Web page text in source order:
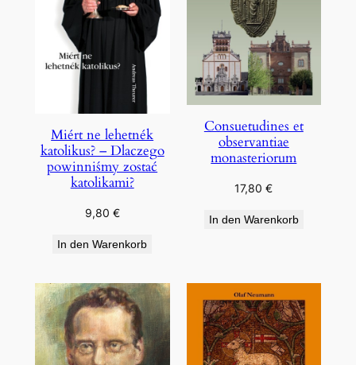
Miért ne lehetnék
katolikus? – Dlaczego
powinniśmy zostać
katolikami?
9,80 €
In den Warenkorb
Consuetudines et
observantiae
monasteriorum
17,80€
In den Warenkorb